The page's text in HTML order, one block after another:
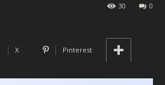
0
30
X Pinterest